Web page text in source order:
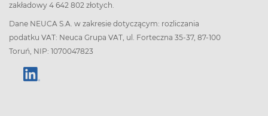
zakładowy 4 642 802 złotych.
Dane NEUCA S.A. w zakresie dotyczącym: rozliczania
podatku VAT: Neuca Grupa VAT, ul. Forteczna 35-37, 87-100
Toruń, NIP: 1070047823